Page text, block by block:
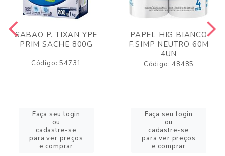
SABAO P. TIXAN YPE
PRIM SACHE 800G
Código: 54731
Faça seu login
ou
cadastre-se
para ver preços
e comprar
PAPEL HIG BIANCO
F.SIMP NEUTRO 60M
4UN
Código: 48485
Faça seu login
ou
cadastre-se
para ver preços
e comprar